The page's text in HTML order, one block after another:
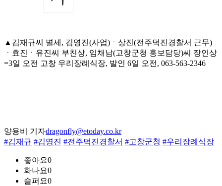
▲김재규씨 별세, 김영진(사업)ㆍ상진(전주덕진경찰서 근무)
ㆍ효진ㆍ유진씨 부친상, 임채남(고창군청 홍보담당)씨 장인상
=3일 오전 고창 우리장례식장, 발인 6일 오전, 063-563-2346
양용비 기자dragonfly@etoday.co.kr
#김재규 #김영진 #전주덕진경찰서 #고창군청 #우리장례식장
좋아요0
화나요0
슬퍼요0